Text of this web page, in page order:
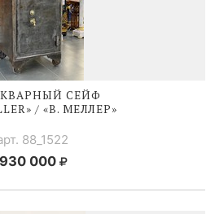
СЕЙФ
/ «В. МЕЛЛЕР»
88_1522
930 000